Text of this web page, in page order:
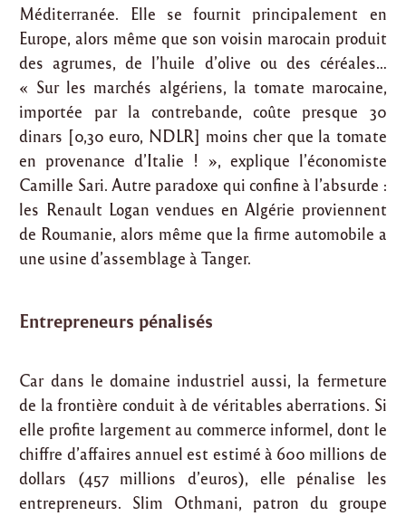
Méditerranée. Elle se fournit principalement en
Europe, alors même que son voisin marocain produit
des agrumes, de l’huile d’olive ou des céréales…
« Sur les marchés algériens, la tomate marocaine,
importée par la contrebande, coûte presque 30
dinars [0,30 euro, NDLR] moins cher que la tomate
en provenance d’Italie ! », explique l’économiste
Camille Sari. Autre paradoxe qui confine à l’absurde :
les Renault Logan vendues en Algérie proviennent
de Roumanie, alors même que la firme automobile a
une usine d’assemblage à Tanger.
Entrepreneurs pénalisés
Car dans le domaine industriel aussi, la fermeture
de la frontière conduit à de véritables aberrations. Si
elle profite largement au commerce informel, dont le
chiffre d’affaires annuel est estimé à 600 millions de
dollars (457 millions d’euros), elle pénalise les
entrepreneurs. Slim Othmani, patron du groupe